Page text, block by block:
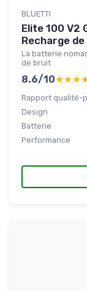
BLUETTI
Elite 100 V2
Recharge de
La batterie
de bruit
8.6/10
Rapport qualité-
Design
Batterie
Performance